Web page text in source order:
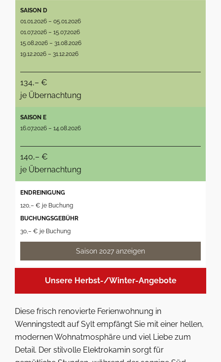
SAISON D
01.01.2026 – 05.01.2026
01.07.2026 – 15.07.2026
15.08.2026 – 31.08.2026
19.12.2026 – 31.12.2026
134,– €
je Übernachtung
SAISON E
16.07.2026 – 14.08.2026
140,– €
je Übernachtung
ENDREINIGUNG
120,– € je Buchung
BUCHUNGSGEBÜHR
30,– € je Buchung
Saison 2027 anzeigen
Unsere Herbst-/Winter-Angebote
Diese frisch renovierte Ferienwohnung in
Wenningstedt auf Sylt empfängt Sie mit einer hellen,
modernen Wohnatmosphäre und viel Liebe zum
Detail. Der stilvolle Elektrokamin sorgt für